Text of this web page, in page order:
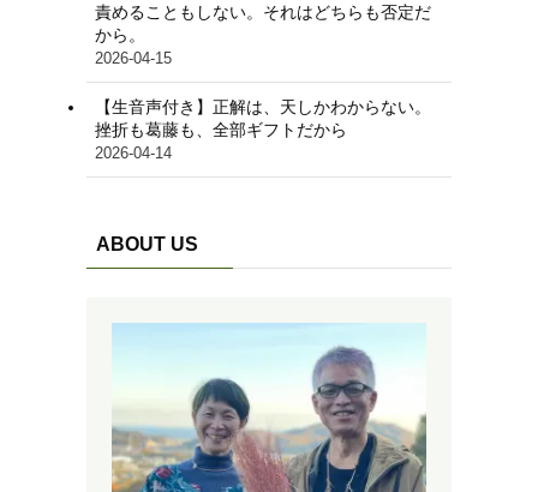
責めることもしない。それはどちらも否定だ
から。
2026-04-15
【生音声付き】正解は、天しかわからない。
挫折も葛藤も、全部ギフトだから
2026-04-14
ABOUT US